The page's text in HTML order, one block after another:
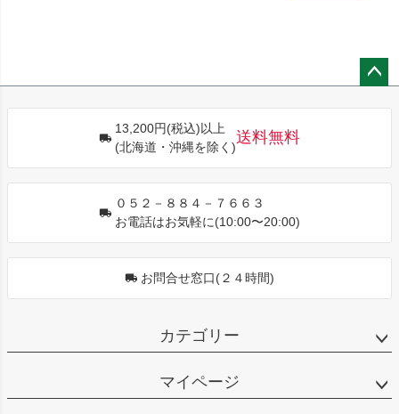
13,200円(税込)以上
(北海道・沖縄を除く)
送料無料
０５２－８８４－７６６３
お電話はお気軽に(10:00〜20:00)
お問合せ窓口(２４時間)
カテゴリー
マイページ